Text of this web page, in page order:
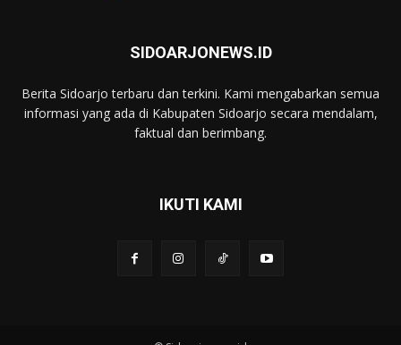
SIDOARJONEWS.ID
Berita Sidoarjo terbaru dan terkini. Kami mengabarkan semua
informasi yang ada di Kabupaten Sidoarjo secara mendalam,
faktual dan berimbang.
IKUTI KAMI